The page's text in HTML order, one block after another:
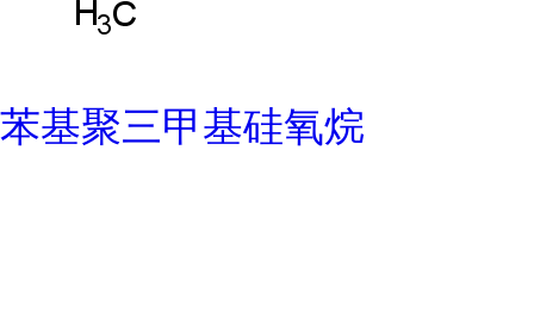
苯基聚三甲基硅氧烷